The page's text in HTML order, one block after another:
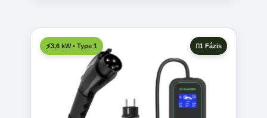
3,6 kW • Type 1 1 Fázis